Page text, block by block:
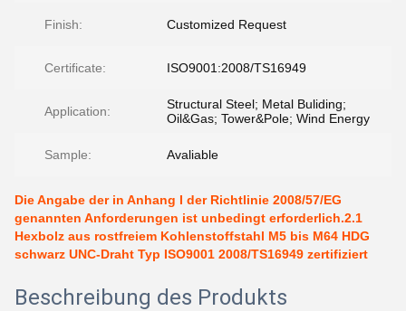
Finish: Customized Request
Certificate: ISO9001:2008/TS16949
Application:
Structural Steel; Metal Buliding;
Oil&Gas; Tower&Pole; Wind Energy
Sample: Avaliable
Die Angabe der in Anhang I der Richtlinie 2008/57/EG
genannten Anforderungen ist unbedingt erforderlich.2.1
Hexbolz aus rostfreiem Kohlenstoffstahl M5 bis M64 HDG
schwarz UNC-Draht Typ ISO9001 2008/TS16949 zertifiziert
Beschreibung des Produkts